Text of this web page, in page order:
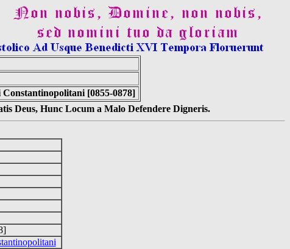
[0855-0878]
Deus, Hunc Locum a Malo Defendere Digneris.